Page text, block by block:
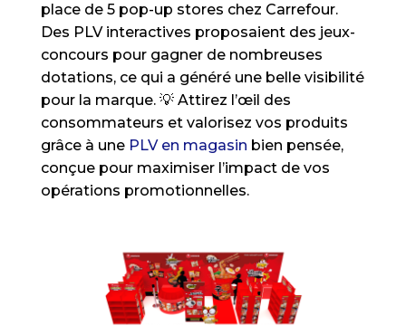
place de 5 pop-up stores chez Carrefour.
Des PLV interactives proposaient des jeux-
concours pour gagner de nombreuses
dotations, ce qui a généré une belle visibilité
pour la marque. 💡 Attirez l’œil des
consommateurs et valorisez vos produits
grâce à une PLV en magasin bien pensée,
conçue pour maximiser l’impact de vos
opérations promotionnelles.